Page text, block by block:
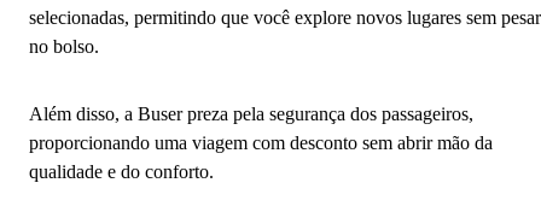
selecionadas, permitindo que você explore novos lugares sem pesar
no bolso.
Além disso, a Buser preza pela segurança dos passageiros,
proporcionando uma viagem com desconto sem abrir mão da
qualidade e do conforto.